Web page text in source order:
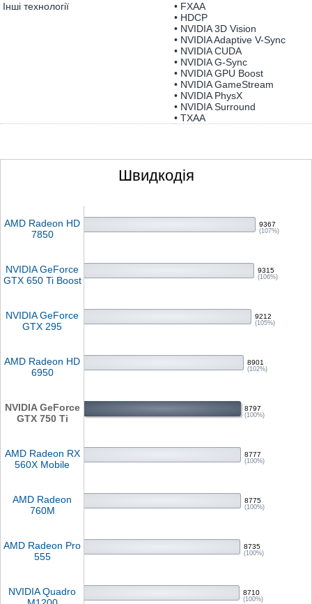
Інші технології
• FXAA
• HDCP
• NVIDIA 3D Vision
• NVIDIA Adaptive V-Sync
• NVIDIA CUDA
• NVIDIA G-Sync
• NVIDIA GPU Boost
• NVIDIA GameStream
• NVIDIA PhysX
• NVIDIA Surround
• TXAA
Швидкодія
AMD Radeon HD
7850
9367
(107%)
NVIDIA GeForce
GTX 650 Ti Boost
9315
(106%)
NVIDIA GeForce
GTX 295
9212
(105%)
AMD Radeon HD
6950
8901
(102%)
NVIDIA GeForce
GTX 750 Ti
8797
(100%)
AMD Radeon RX
560X Mobile
8777
(100%)
AMD Radeon
760M
8775
(100%)
AMD Radeon Pro
555
8735
(100%)
NVIDIA Quadro
8710
(100%)